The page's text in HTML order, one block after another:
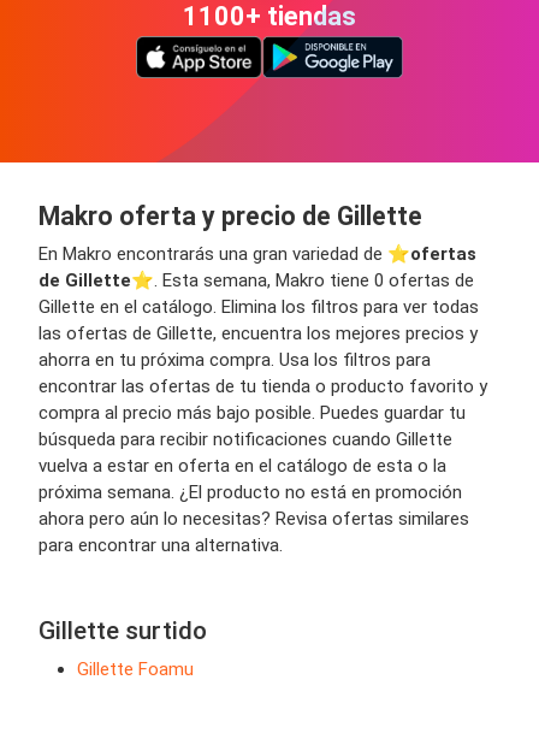
1100+ tiendas
Makro oferta y precio de Gillette
En Makro encontrarás una gran variedad de ⭐️ofertas
de Gillette⭐️. Esta semana, Makro tiene 0 ofertas de
Gillette en el catálogo. Elimina los filtros para ver todas
las ofertas de Gillette, encuentra los mejores precios y
ahorra en tu próxima compra. Usa los filtros para
encontrar las ofertas de tu tienda o producto favorito y
compra al precio más bajo posible. Puedes guardar tu
búsqueda para recibir notificaciones cuando Gillette
vuelva a estar en oferta en el catálogo de esta o la
próxima semana. ¿El producto no está en promoción
ahora pero aún lo necesitas? Revisa ofertas similares
para encontrar una alternativa.
Gillette surtido
Gillette Foamu